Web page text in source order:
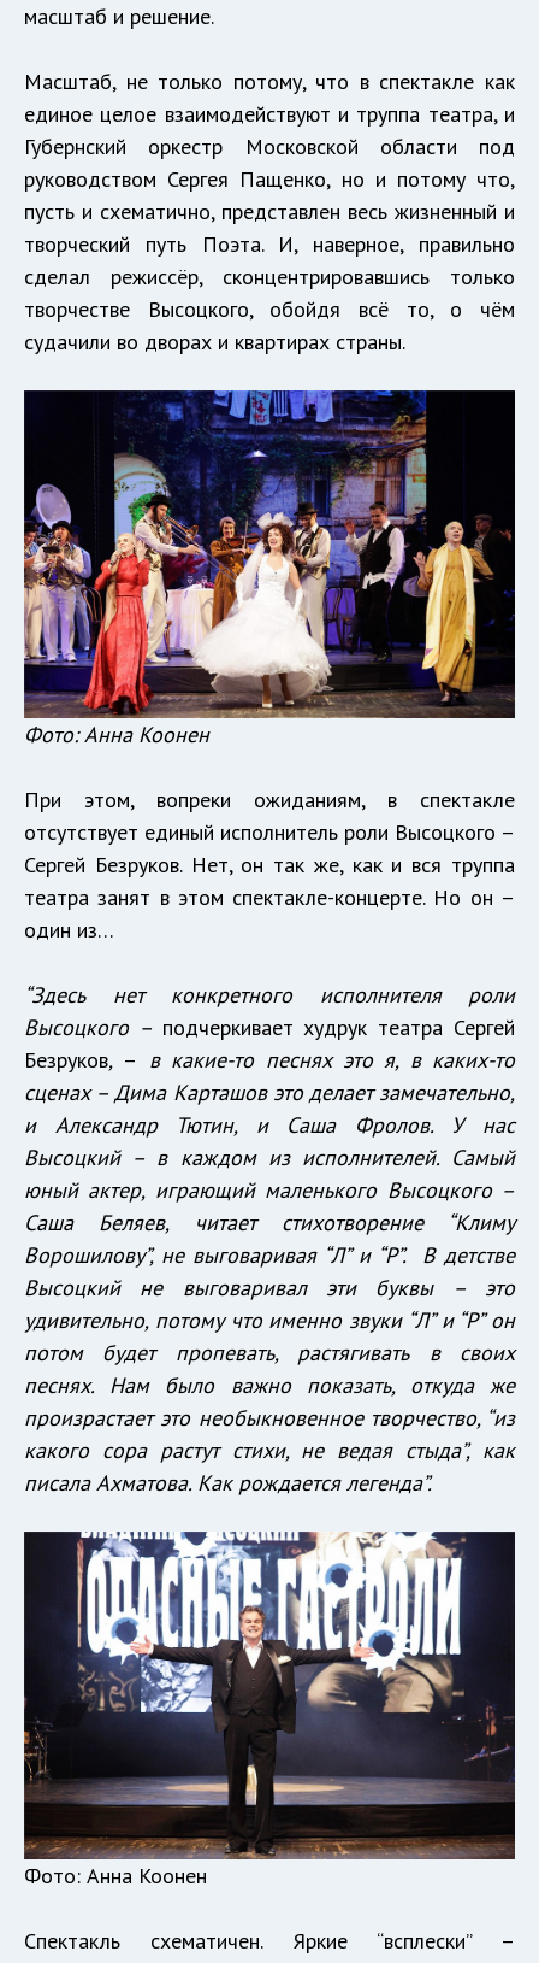
масштаб и решение.
Масштаб, не только потому, что в спектакле как
единое целое взаимодействуют и труппа театра, и
Губернский оркестр Московской области под
руководством Сергея Пащенко, но и потому что,
пусть и схематично, представлен весь жизненный и
творческий путь Поэта. И, наверное, правильно
сделал режиссёр, сконцентрировавшись только
творчестве Высоцкого, обойдя всё то, о чём
судачили во дворах и квартирах страны.
Фото: Анна Коонен
При этом, вопреки ожиданиям, в спектакле
отсутствует единый исполнитель роли Высоцкого –
Сергей Безруков. Нет, он так же, как и вся труппа
театра занят в этом спектакле-концерте. Но он –
один из…
“Здесь нет конкретного исполнителя роли
Высоцкого – подчеркивает худрук театра Сергей
Безруков, – в какие-то песнях это я, в каких-то
сценах – Дима Карташов это делает замечательно,
и Александр Тютин, и Саша Фролов. У нас
Высоцкий – в каждом из исполнителей. Самый
юный актер, играющий маленького Высоцкого –
Саша Беляев, читает стихотворение “Климу
Ворошилову”, не выговаривая “Л” и “Р”. В детстве
Высоцкий не выговаривал эти буквы – это
удивительно, потому что именно звуки “Л” и “Р” он
потом будет пропевать, растягивать в своих
песнях. Нам было важно показать, откуда же
произрастает это необыкновенное творчество, “из
какого сора растут стихи, не ведая стыда”, как
писала Ахматова. Как рождается легенда”.
Фото: Анна Коонен
Спектакль схематичен. Яркие “всплески” –